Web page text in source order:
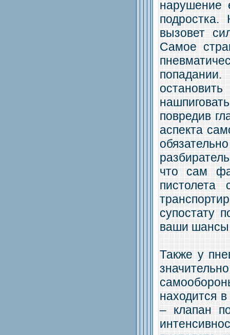
нарушение
вызовет
Самое
повредив
аспекта
что сам
супостату
ваши шансы
Также у
находится
– клапан